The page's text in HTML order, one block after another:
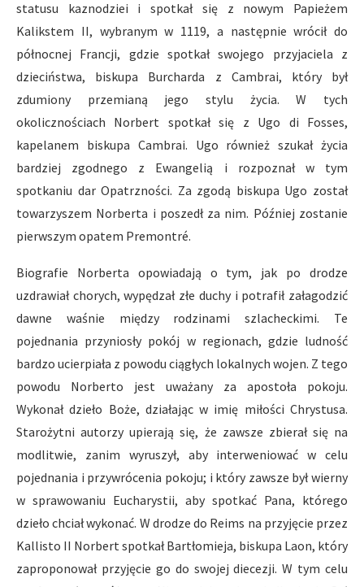
statusu kaznodziei i spotkał się z nowym Papieżem
Kalikstem II, wybranym w 1119, a następnie wrócił do
północnej Francji, gdzie spotkał swojego przyjaciela z
dzieciństwa, biskupa Burcharda z Cambrai, który był
zdumiony przemianą jego stylu życia. W tych
okolicznościach Norbert spotkał się z Ugo di Fosses,
kapelanem biskupa Cambrai. Ugo również szukał życia
bardziej zgodnego z Ewangelią i rozpoznał w tym
spotkaniu dar Opatrzności. Za zgodą biskupa Ugo został
towarzyszem Norberta i poszedł za nim. Później zostanie
pierwszym opatem Premontré.
Biografie Norberta opowiadają o tym, jak po drodze
uzdrawiał chorych, wypędzał złe duchy i potrafił załagodzić
dawne waśnie między rodzinami szlacheckimi. Te
pojednania przyniosły pokój w regionach, gdzie ludność
bardzo ucierpiała z powodu ciągłych lokalnych wojen. Z tego
powodu Norberto jest uważany za apostoła pokoju.
Wykonał dzieło Boże, działając w imię miłości Chrystusa.
Starożytni autorzy upierają się, że zawsze zbierał się na
modlitwie, zanim wyruszył, aby interweniować w celu
pojednania i przywrócenia pokoju; i który zawsze był wierny
w sprawowaniu Eucharystii, aby spotkać Pana, którego
dzieło chciał wykonać. W drodze do Reims na przyjęcie przez
Kallisto II Norbert spotkał Bartłomieja, biskupa Laon, który
zaproponował przyjęcie go do swojej diecezji. W tym celu